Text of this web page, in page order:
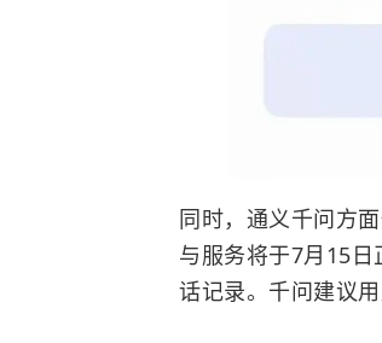
同时，通义千问方
与服务将于7月15
话记录。千问建议